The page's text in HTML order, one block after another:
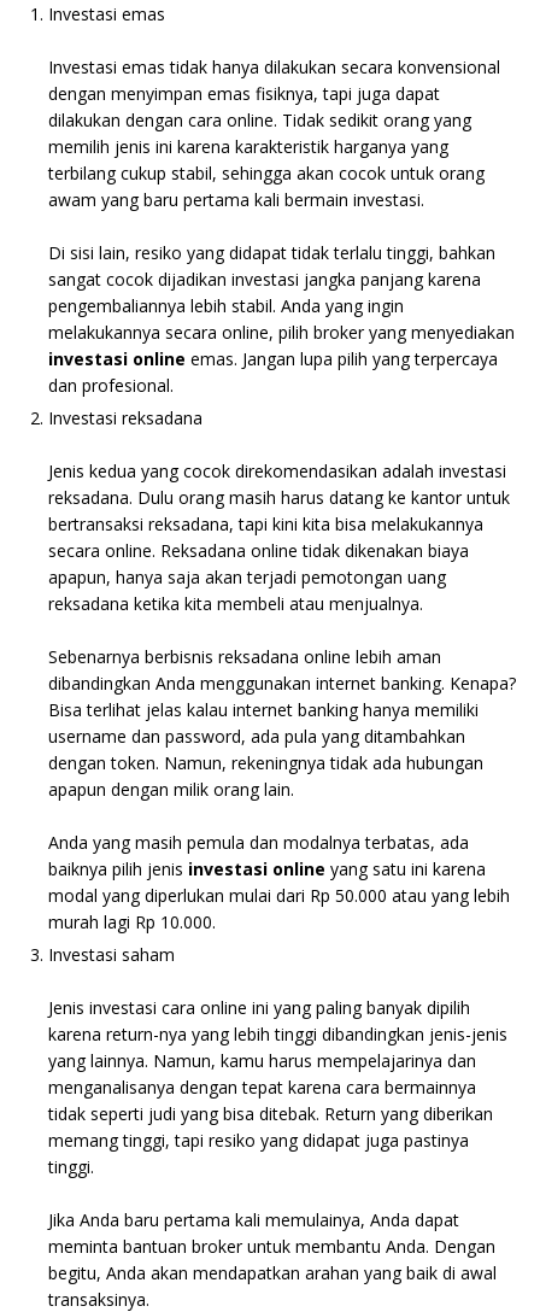
Investasi emas
Investasi emas tidak hanya dilakukan secara konvensional
dengan menyimpan emas fisiknya, tapi juga dapat
dilakukan dengan cara online. Tidak sedikit orang yang
memilih jenis ini karena karakteristik harganya yang
terbilang cukup stabil, sehingga akan cocok untuk orang
awam yang baru pertama kali bermain investasi.
Di sisi lain, resiko yang didapat tidak terlalu tinggi, bahkan
sangat cocok dijadikan investasi jangka panjang karena
pengembaliannya lebih stabil. Anda yang ingin
melakukannya secara online, pilih broker yang menyediakan
investasi online emas. Jangan lupa pilih yang terpercaya
dan profesional.
Investasi reksadana
Jenis kedua yang cocok direkomendasikan adalah investasi
reksadana. Dulu orang masih harus datang ke kantor untuk
bertransaksi reksadana, tapi kini kita bisa melakukannya
secara online. Reksadana online tidak dikenakan biaya
apapun, hanya saja akan terjadi pemotongan uang
reksadana ketika kita membeli atau menjualnya.
Sebenarnya berbisnis reksadana online lebih aman
dibandingkan Anda menggunakan internet banking. Kenapa?
Bisa terlihat jelas kalau internet banking hanya memiliki
username dan password, ada pula yang ditambahkan
dengan token. Namun, rekeningnya tidak ada hubungan
apapun dengan milik orang lain.
Anda yang masih pemula dan modalnya terbatas, ada
baiknya pilih jenis investasi online yang satu ini karena
modal yang diperlukan mulai dari Rp 50.000 atau yang lebih
murah lagi Rp 10.000.
Investasi saham
Jenis investasi cara online ini yang paling banyak dipilih
karena return-nya yang lebih tinggi dibandingkan jenis-jenis
yang lainnya. Namun, kamu harus mempelajarinya dan
menganalisanya dengan tepat karena cara bermainnya
tidak seperti judi yang bisa ditebak. Return yang diberikan
memang tinggi, tapi resiko yang didapat juga pastinya
tinggi.
Jika Anda baru pertama kali memulainya, Anda dapat
meminta bantuan broker untuk membantu Anda. Dengan
begitu, Anda akan mendapatkan arahan yang baik di awal
transaksinya.